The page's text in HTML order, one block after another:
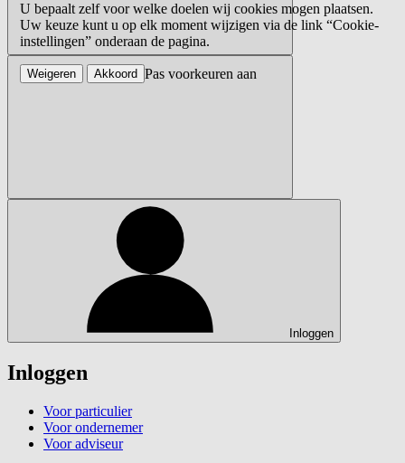
Inloggen
Inloggen
Voor particulier
Voor ondernemer
Voor adviseur
U bepaalt zelf voor welke doelen wij cookies mogen plaatsen.
Uw keuze kunt u op elk moment wijzigen via de link “Cookie-
instellingen” onderaan de pagina.
Pas voorkeuren aan
Weigeren Akkoord